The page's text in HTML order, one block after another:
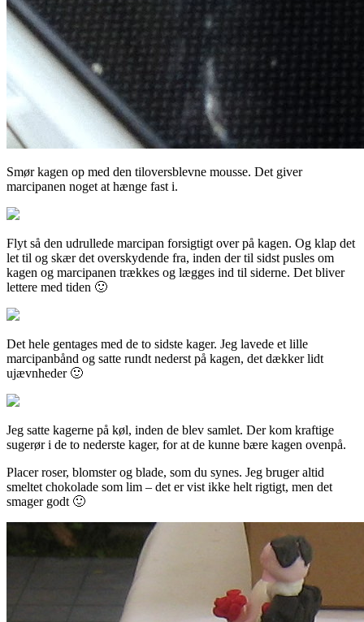
Smør kagen op med den tiloversblevne mousse. Det giver
marcipanen noget at hænge fast i.
Flyt så den udrullede marcipan forsigtigt over på kagen. Og klap det
let til og skær det overskydende fra, inden der til sidst pusles om
kagen og marcipanen trækkes og lægges ind til siderne. Det bliver
lettere med tiden 🙂
Det hele gentages med de to sidste kager. Jeg lavede et lille
marcipanbånd og satte rundt nederst på kagen, det dækker lidt
ujævnheder 🙂
Jeg satte kagerne på køl, inden de blev samlet. Der kom kraftige
sugerør i de to nederste kager, for at de kunne bære kagen ovenpå.
Placer roser, blomster og blade, som du synes. Jeg bruger altid
smeltet chokolade som lim – det er vist ikke helt rigtigt, men det
smager godt 🙂